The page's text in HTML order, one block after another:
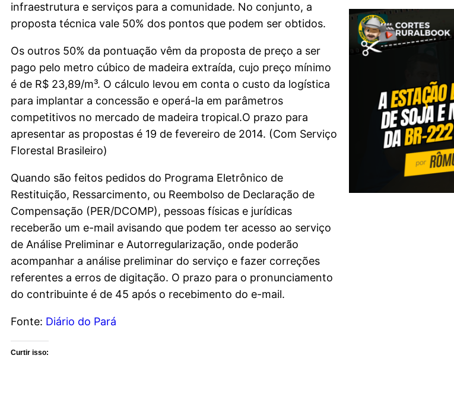
infraestrutura e serviços para a comunidade. No conjunto, a
proposta técnica vale 50% dos pontos que podem ser obtidos.
Os outros 50% da pontuação vêm da proposta de preço a ser
pago pelo metro cúbico de madeira extraída, cujo preço mínimo
é de R$ 23,89/m³. O cálculo levou em conta o custo da logística
para implantar a concessão e operá-la em parâmetros
competitivos no mercado de madeira tropical.O prazo para
apresentar as propostas é 19 de fevereiro de 2014. (Com Serviço
Florestal Brasileiro)
Quando são feitos pedidos do Programa Eletrônico de
Restituição, Ressarcimento, ou Reembolso de Declaração de
Compensação (PER/DCOMP), pessoas físicas e jurídicas
receberão um e-mail avisando que podem ter acesso ao serviço
de Análise Preliminar e Autorregularização, onde poderão
acompanhar a análise preliminar do serviço e fazer correções
referentes a erros de digitação. O prazo para o pronunciamento
do contribuinte é de 45 após o recebimento do e-mail.
Fonte: Diário do Pará
Curtir isso: